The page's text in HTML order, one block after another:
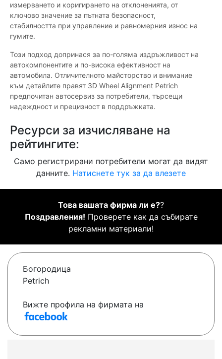
измерването и коригирането на отклоненията, от
ключово значение за пътната безопасност,
стабилността при управление и равномерния износ на
гумите.
Този подход допринася за по-голяма издръжливост на
автокомпонентите и по-висока ефективност на
автомобила. Отличителното майсторство и внимание
към детайлите правят 3D Wheel Alignment Petrich
предпочитан автосервиз за потребители, търсещи
надеждност и прецизност в поддръжката.
Ресурси за изчисляване на
рейтингите:
Само регистрирани потребители могат да видят
данните. Натиснете тук за да влезете
Това вашата фирма ли е??
Поздравления! Проверете как да събирате
рекламни материали!
Богородица
Petrich
Вижте профила на фирмата на